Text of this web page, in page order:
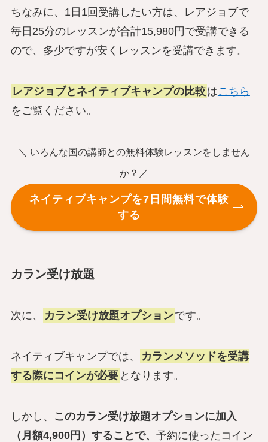
ちなみに、1日1回受講したい方は、レアジョブで
毎日25分のレッスンが合計15,980円で受講できる
ので、多少ですが安くレッスンを受講できます。
レアジョブとネイティブキャンプの比較はこちら
をご覧ください。
＼ いろんな国の講師との無料体験レッスンをしません
か？／
ネイティブキャンプを7日間無料で体験
する
カラン受け放題
次に、 カラン受け放題オプション です。
ネイティブキャンプでは、
カランメソッドを受講
する際にコインが必要 となります。
しかし、
このカラン受け放題オプションに加入
（ 月額4,900円 ）することで、 予約に使ったコイン